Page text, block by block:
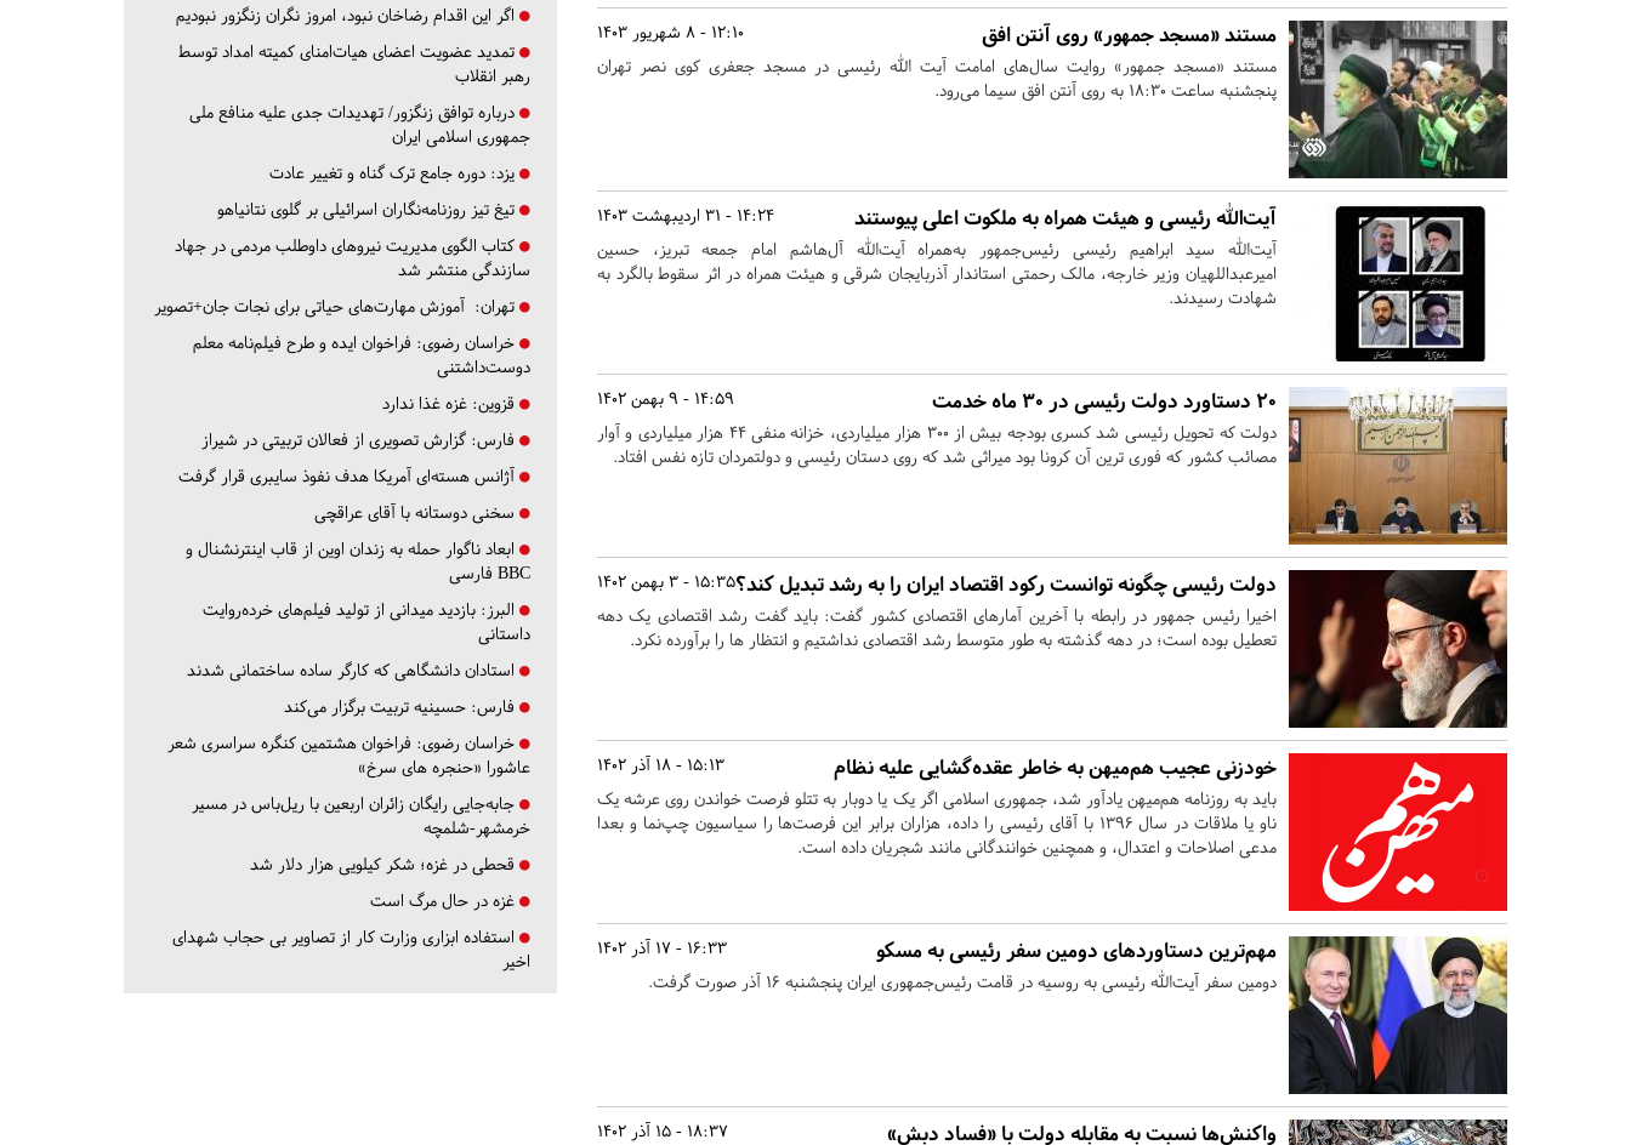
12:10 - 8 شهریور 1403 مستند «مسجد جمهور» روی آنتن افق
مستند «مسجد جمهور» روایت سال‌های امامت آیت الله رئیسی در مسجد جعفری کوی نصر تهران
پنجشنبه ساعت ۱۸:۳۰ به روی آنتن افق سیما می‌رود.
14:24 - 31 اردیبهشت 1403 آیت‌الله رئیسی و هیئت همراه به ملکوت اعلی پیوستند
آیت‌الله سید ابراهیم رئیسی رئیس‌جمهور به‌همراه آیت‌الله آل‌هاشم امام جمعه تبریز، حسین
امیرعبداللهیان وزیر خارجه، مالک رحمتی استاندار آذربایجان شرقی و هیئت همراه در اثر سقوط بالگرد به
شهادت رسیدند.
14:59 - 9 بهمن 1402 ۲۰ دستاورد دولت رئیسی در ۳۰ ماه خدمت
دولت که تحویل رئیسی شد کسری بودجه بیش از 300 هزار میلیاردی، خزانه منفی 44 هزار میلیاردی و آوار
مصائب کشور که فوری ترین آن کرونا بود میراثی شد که روی دستان رئیسی و دولتمردان تازه نفس افتاد.
15:35 - 3 بهمن 1402دولت رئیسی چگونه توانست رکود اقتصاد ایران را به رشد تبدیل کند؟
اخیرا رئیس جمهور در رابطه با آخرین آمارهای اقتصادی کشور گفت: باید گفت رشد اقتصادی یک دهه
تعطیل بوده است؛ در دهه گذشته به طور متوسط رشد اقتصادی نداشتیم و انتظار ها را برآورده نکرد.
15:13 - 18 آذر 1402 خودزنی عجیب هم‌میهن به خاطر عقده‌گشایی علیه نظام
باید به روزنامه هم‌میهن یادآور شد، جمهوری اسلامی اگر یک یا دوبار به تتلو فرصت خواندن روی عرشه یک
ناو یا ملاقات در سال 1396 با آقای رئیسی را داده، هزاران برابر این فرصت‌ها را سیاسیون چپ‌نما و بعدا
مدعی اصلاحات و اعتدال، و همچنین خوانندگانی مانند شجریان داده است.
16:33 - 17 آذر 1402 مهم‌ترین دستاورد‌های دومین سفر رئیسی به مسکو
دومین سفر آیت‌الله رئیسی به روسیه در قامت رئیس‌جمهوری ایران پنجشنبه ۱۶ آذر صورت گرفت.
18:37 - 15 آذر 1402 واکنش‌ها نسبت به مقابله دولت با «فساد دبش»
اگر این اقدام رضاخان نبود، امروز نگران زنگزور نبودیم
تمدید عضویت اعضای هیات‌امنای کمیته امداد توسط
رهبر انقلاب
درباره توافق زنگزور/ تهدیدات جدی علیه منافع ملی
جمهوری اسلامی ایران
یزد: دوره جامع ترک گناه و تغییر عادت
تیغ تیز روزنامه‌نگاران اسرائیلی بر گلوی نتانیاهو
کتاب الگوی مدیریت نیروهای داوطلب مردمی در جهاد
سازندگی منتشر شد
تهران: آموزش مهارت‌های حیاتی برای نجات جان+تصویر
خراسان رضوی: فراخوان ایده و طرح فیلم‌نامه معلم
دوست‌داشتنی
قزوین: غزه غذا ندارد
فارس: گزارش تصویری از فعالان تربیتی در شیراز
آژانس هسته‌ای آمریکا هدف نفوذ سایبری قرار گرفت
سخنی دوستانه با آقای عراقچی
ابعاد ناگوار حمله به زندان اوین از قاب اینترنشنال و
BBC فارسی
البرز: بازدید میدانی از تولید فیلم‌های خرده‌روایت
داستانی
استادان دانشگاهی که کارگر ساده ساختمانی شدند
فارس: حسینیه تربیت برگزار می‌کند
خراسان رضوی: فراخوان هشتمین کنگره سراسری شعر
عاشورا «حنجره های سرخ»
جابه‌جایی رایگان زائران اربعین با ریل‌باس در مسیر
خرمشهر-شلمچه
قحطی در غزه؛ شکر کیلویی هزار دلار شد
غزه در حال مرگ است
استفاده ابزاری وزارت کار از تصاویر بی حجاب شهدای
اخیر